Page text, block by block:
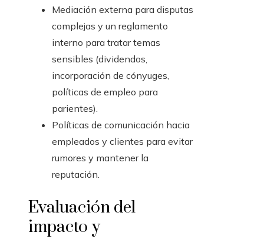
Mediación externa para disputas
complejas y un reglamento
interno para tratar temas
sensibles (dividendos,
incorporación de cónyuges,
políticas de empleo para
parientes).
Políticas de comunicación hacia
empleados y clientes para evitar
rumores y mantener la
reputación.
Evaluación del
impacto y